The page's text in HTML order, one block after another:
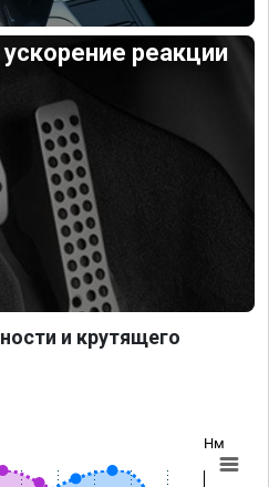
реакции
и крутящего
Нм